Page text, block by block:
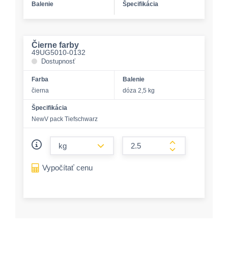
Balenie Špecifikácia
Čierne farby
49UG5010-0132
Dostupnosť
Farba
čierna
Balenie
dóza 2,5 kg
Špecifikácia
NewV pack Tiefschwarz
form.increase-
Vypočítať cenu